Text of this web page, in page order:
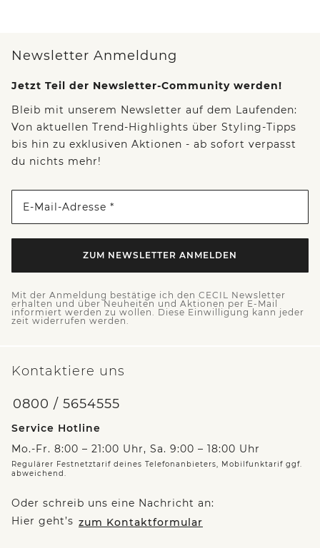
Newsletter Anmeldung
Jetzt Teil der Newsletter-Community werden!
Bleib mit unserem Newsletter auf dem Laufenden:
Von aktuellen Trend-Highlights über Styling-Tipps
bis hin zu exklusiven Aktionen - ab sofort verpasst
du nichts mehr!
E-Mail-Adresse *
ZUM NEWSLETTER ANMELDEN
Mit der Anmeldung bestätige ich den CECIL Newsletter
erhalten und über Neuheiten und Aktionen per E-Mail
informiert werden zu wollen. Diese Einwilligung kann jeder
zeit widerrufen werden.
Kontaktiere uns
0800 / 5654555
Service Hotline
Mo.-Fr. 8:00 – 21:00 Uhr, Sa. 9:00 – 18:00 Uhr
Regulärer Festnetztarif deines Telefonanbieters, Mobilfunktarif ggf.
abweichend.
Oder schreib uns eine Nachricht an:
Hier geht’s zum Kontaktformular